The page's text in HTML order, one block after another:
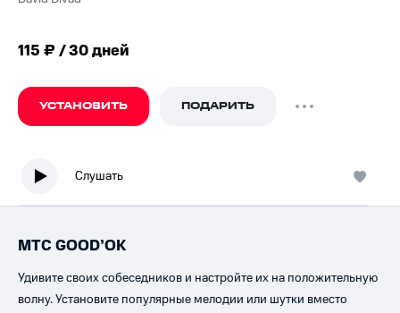
115 ₽ / 30 дней
УСТАНОВИТЬ ПОДАРИТЬ
Слушать
МТС GOOD’OK
Удивите своих собеседников и настройте их на положительную
волну. Установите популярные мелодии или шутки вместо